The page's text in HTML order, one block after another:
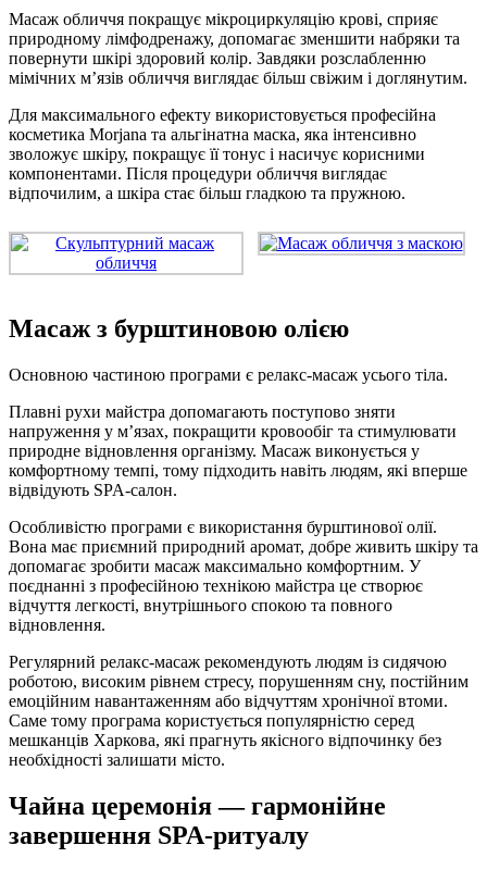
Масаж обличчя покращує мікроциркуляцію крові, сприяє
природному лімфодренажу, допомагає зменшити набряки та
повернути шкірі здоровий колір. Завдяки розслабленню
мімічних м’язів обличчя виглядає більш свіжим і доглянутим.
Для максимального ефекту використовується професійна
косметика Morjana та альгінатна маска, яка інтенсивно
зволожує шкіру, покращує її тонус і насичує корисними
компонентами. Після процедури обличчя виглядає
відпочилим, а шкіра стає більш гладкою та пружною.
Масаж з бурштиновою олією
Основною частиною програми є релакс-масаж усього тіла.
Плавні рухи майстра допомагають поступово зняти
напруження у м’язах, покращити кровообіг та стимулювати
природне відновлення організму. Масаж виконується у
комфортному темпі, тому підходить навіть людям, які вперше
відвідують SPA-салон.
Особливістю програми є використання бурштинової олії.
Вона має приємний природний аромат, добре живить шкіру та
допомагає зробити масаж максимально комфортним. У
поєднанні з професійною технікою майстра це створює
відчуття легкості, внутрішнього спокою та повного
відновлення.
Регулярний релакс-масаж рекомендують людям із сидячою
роботою, високим рівнем стресу, порушенням сну, постійним
емоційним навантаженням або відчуттям хронічної втоми.
Саме тому програма користується популярністю серед
мешканців Харкова, які прагнуть якісного відпочинку без
необхідності залишати місто.
Чайна церемонія — гармонійне
завершення SPA-ритуалу